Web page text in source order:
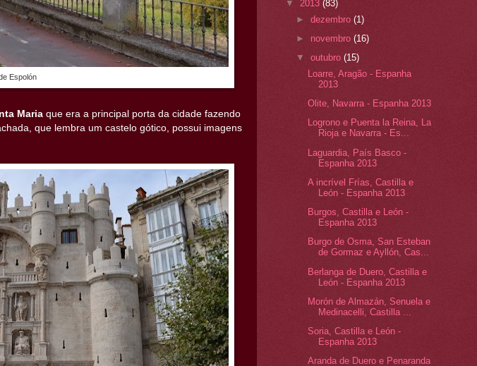
Espolón
Maria que era a principal porta da cidade fazendo
que lembra um castelo gótico, possui imagens
▼ 2013 (83)
►dezembro(1)
► novembro(16)
▼outubro(15)
Loarre, Aragão - Espanha
2013
Olite, Navarra - Espanha 2013
Logrono e Puenta la Reina, La
Rioja e Navarra - Es...
Laguardia, País Basco -
Espanha 2013
A incrível Frías, Castilla e
León - Espanha 2013
Burgos, Castilla e León -
Espanha 2013
Burgo de Osma, San Esteban
de Gormaz e Ayllón, Cas...
Berlanga de Duero, Castilla e
León - Espanha 2013
Morón de Almazán, Senuela e
Medinacelli, Castilla ...
Soria, Castilla e León -
Espanha 2013
Aranda de Duero e Penaranda